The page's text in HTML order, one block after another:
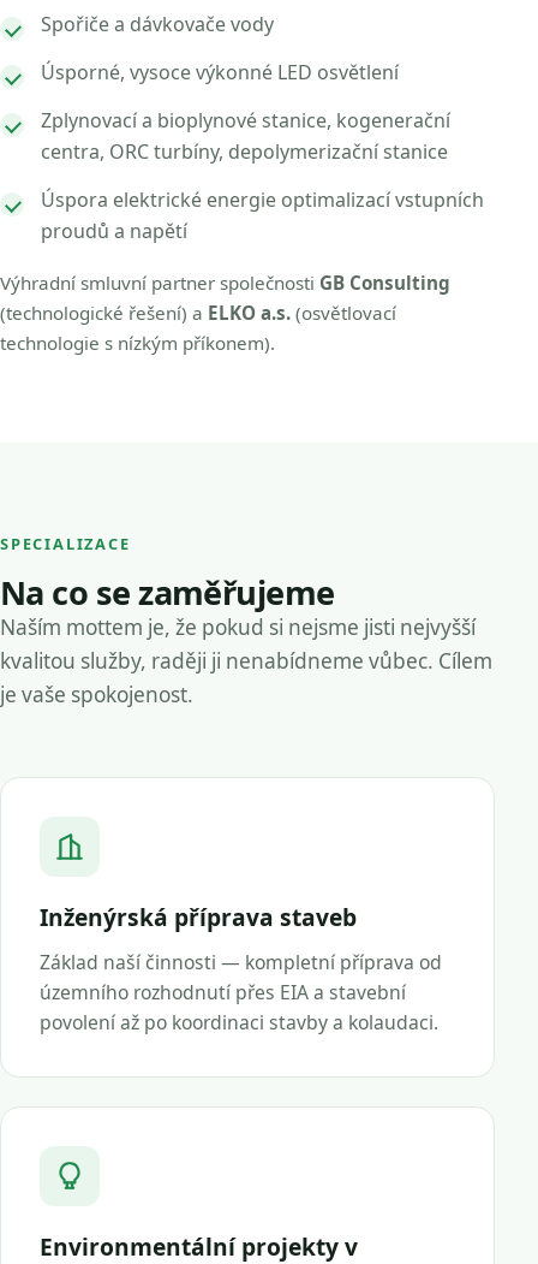
Spořiče a dávkovače vody
Úsporné, vysoce výkonné LED osvětlení
Zplynovací a bioplynové stanice, kogenerační
centra, ORC turbíny, depolymerizační stanice
Úspora elektrické energie optimalizací vstupních
proudů a napětí
Výhradní smluvní partner společnosti GB Consulting
(technologické řešení) a ELKO a.s. (osvětlovací
technologie s nízkým příkonem).
SPECIALIZACE
Na co se zaměřujeme
Naším mottem je, že pokud si nejsme jisti nejvyšší
kvalitou služby, raději ji nenabídneme vůbec. Cílem
je vaše spokojenost.
Inženýrská příprava staveb
Základ naší činnosti — kompletní příprava od
územního rozhodnutí přes EIA a stavební
povolení až po koordinaci stavby a kolaudaci.
Environmentální projekty v